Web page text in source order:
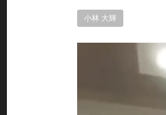
小林 大輝